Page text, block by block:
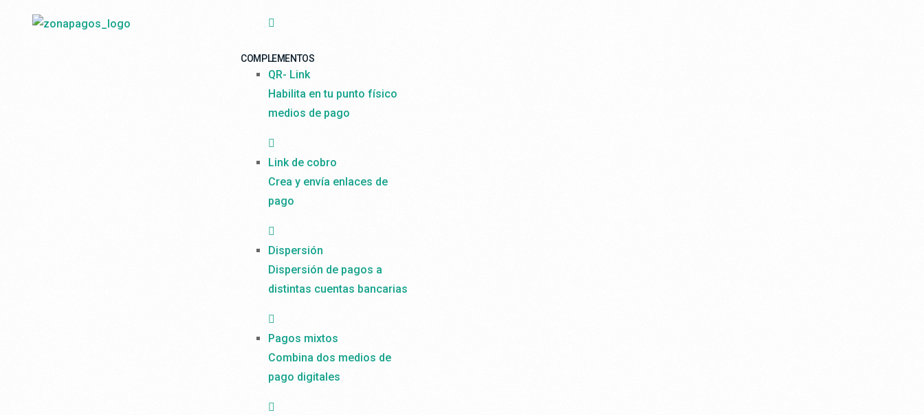
COMPLEMENTOS
QR- Link
Habilita en tu punto físico
medios de pago
Link de cobro
Crea y envía enlaces de
pago
Dispersión
Dispersión de pagos a
distintas cuentas bancarias
Pagos mixtos
Combina dos medios de
pago digitales